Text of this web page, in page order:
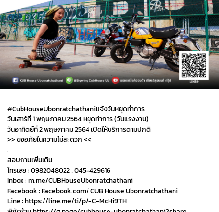
#CubHouseUbonratchathaniแจ้งวันหยุดทำการ
วันเสาร์ที่ 1 พฤษภาคม 2564 หยุดทำการ (วันแรงงาน)
วันอาทิตย์ที่ 2 พฤษภาคม 2564 เปิดให้บริการตามปกติ
>> ขออภัยในความไม่สะดวก <<
.
สอบถามเพิ่มเติม
โทรเลย : 0982048022 , 045-429616
Inbox : m.me/CUBHouseUbonratchathani
Facebook : Facebook.com/ CUB House Ubonratchathani
Line : https://line.me/ti/p/-C-McHi9TH